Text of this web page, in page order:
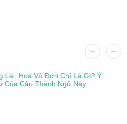
Lai, Họa Vô Đơn Chí Là Gì? Ý
Của Câu Thành Ngữ Này